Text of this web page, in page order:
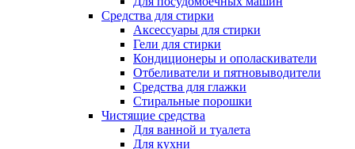
Средства для стирки
Аксессуары для стирки
Гели для стирки
Кондиционеры и ополаскиватели
Отбеливатели и пятновыводители
Средства для глажки
Стиральные порошки
Чистящие средства
Для ванной и туалета
Для кухни